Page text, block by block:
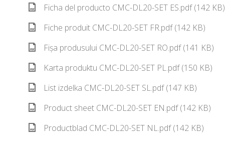
Ficha del producto CMC-DL20-SET ES.pdf (142 KB)
Fiche produit CMC-DL20-SET FR.pdf (142 KB)
Fișa produsului CMC-DL20-SET RO.pdf (141 KB)
Karta produktu CMC-DL20-SET PL.pdf (150 KB)
List izdelka CMC-DL20-SET SL.pdf (147 KB)
Product sheet CMC-DL20-SET EN.pdf (142 KB)
Productblad CMC-DL20-SET NL.pdf (142 KB)